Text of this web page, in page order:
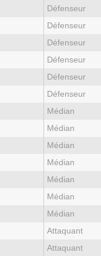
Défenseur
Défenseur
Défenseur
Défenseur
Défenseur
Défenseur
Médian
Médian
Médian
Médian
Médian
Médian
Médian
Attaquant
Attaquant